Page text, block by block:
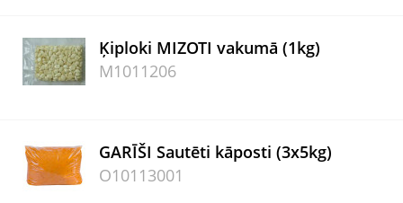
Ķiploki MIZOTI vakumā (1kg)
M1011206
GARĪŠI Sautēti kāposti (3x5kg)
O10113001